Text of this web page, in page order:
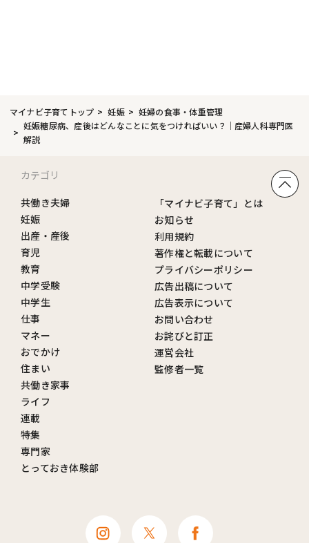
マイナビ子育てトップ 妊娠
妊婦の食事・体重管理
妊娠糖尿病、産後はどんなことに気をつければいい？｜産婦人科専門医
解説
カテゴリ
共働き夫婦
妊娠
出産・産後
育児
教育
中学受験
中学生
仕事
マネー
おでかけ
住まい
共働き家事
ライフ
連載
特集
専門家
とっておき体験部
「マイナビ子育て」とは
お知らせ
利用規約
著作権と転載について
プライバシーポリシー
広告出稿について
広告表示について
お問い合わせ
お詫びと訂正
運営会社
監修者一覧